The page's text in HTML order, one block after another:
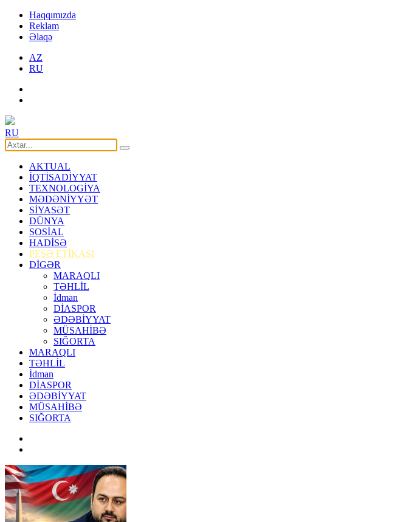
Haqqımızda
Reklam
Əlaqə
AZ
RU
RU
AKTUAL
İQTİSADİYYAT
TEXNOLOGİYA
MƏDƏNİYYƏT
SİYASƏT
DÜNYA
SOSİAL
HADİSƏ
PEŞƏ ETİKASI
DİGƏR
MARAQLI
TƏHLİL
İdman
DİASPOR
ƏDƏBİYYAT
MÜSAHİBƏ
SIĞORTA
MARAQLI
TƏHLİL
İdman
DİASPOR
ƏDƏBİYYAT
MÜSAHİBƏ
SIĞORTA